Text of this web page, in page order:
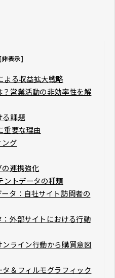
[非表示]
る収益拡大戦略
営業活動の非効率性を解
る課題
重要な理由
ング
の連携強化
ントデータの種類
タ：自社サイト訪問者の
外部サイトにおける行動
ライン行動から購買意図
＆フィルモグラフィック